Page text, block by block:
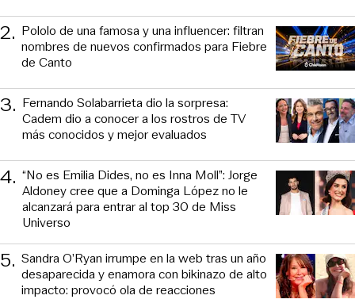
2. Pololo de una famosa y una influencer: filtran
nombres de nuevos confirmados para Fiebre
de Canto
3. Fernando Solabarrieta dio la sorpresa:
Cadem dio a conocer a los rostros de TV
más conocidos y mejor evaluados
4. “No es Emilia Dides, no es Inna Moll”: Jorge
Aldoney cree que a Dominga López no le
alcanzará para entrar al top 30 de Miss
Universo
5. Sandra O’Ryan irrumpe en la web tras un año
desaparecida y enamora con bikinazo de alto
impacto: provocó ola de reacciones